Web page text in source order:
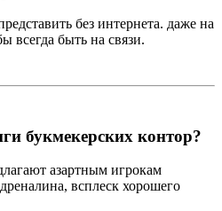
без интернета. даже на
всегда быть на связи.
букмекерских контор?
азартным игрокам
всплеск хорошего